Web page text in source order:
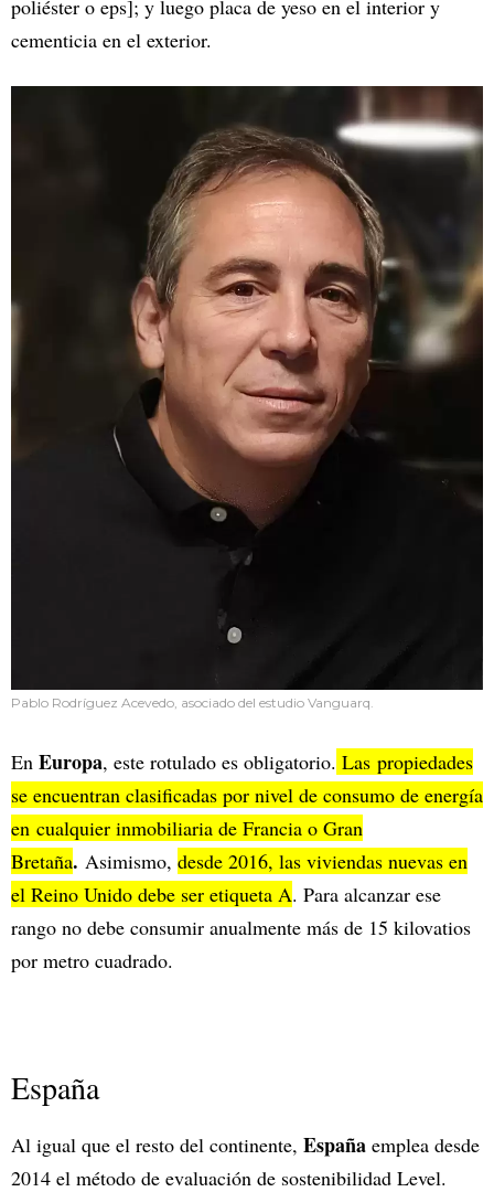
poliéster o eps]; y luego placa de yeso en el interior y
cementicia en el exterior.
Pablo Rodríguez Acevedo, asociado del estudio Vanguarq.
En Europa, este rotulado es obligatorio. Las propiedades
se encuentran clasificadas por nivel de consumo de energía
en cualquier inmobiliaria de Francia o Gran
Bretaña. Asimismo, desde 2016, las viviendas nuevas en
el Reino Unido debe ser etiqueta A. Para alcanzar ese
rango no debe consumir anualmente más de 15 kilovatios
por metro cuadrado.
España
Al igual que el resto del continente, España emplea desde
2014 el método de evaluación de sostenibilidad Level.